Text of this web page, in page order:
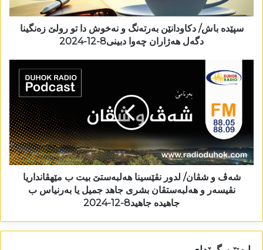
سپێدە باش/ دکاودانێن بەرتەنگ و نەخوش دا تو رولێ زەنگینا
دگەل ھەژاران چەوا دبینی8-12-2024
شەڤ و شڤان/ لدور نڤێسینا ھەلبەستێ بیت ب مێھڤانداریا
نڤیسەر و ھەلبەستڤان بشری جاھد جمیل یا بەرنیاس ب
جاھیدە جاھید8-12-2024